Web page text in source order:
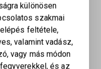
különösen
szakmai
feltétele,
valamint vadász,
vagy más módon
és az